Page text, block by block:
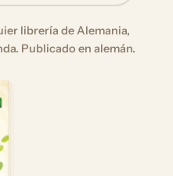
librería de Alemania,
Publicado en alemán.